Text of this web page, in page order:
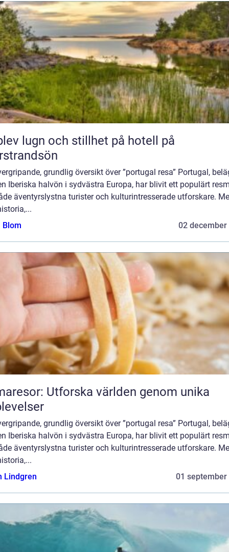
lugn och stillhet på hotell på
grundlig översikt över ”portugal resa” Portugal,
Iberiska halvön i sydvästra Europa, har blivit ett populärt
äventyrslystna turister och kulturintresserade utforskare.
Blom
02 december
Utforska världen genom unika
grundlig översikt över ”portugal resa” Portugal,
Iberiska halvön i sydvästra Europa, har blivit ett populärt
äventyrslystna turister och kulturintresserade utforskare.
Lindgren
01 september